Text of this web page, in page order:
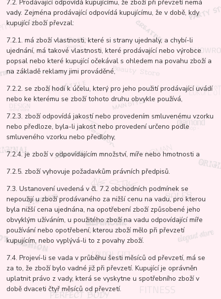
7.2. Prodávající odpovídá kupujícímu, že zboží při převzetí nemá
vady. Zejména prodávající odpovídá kupujícímu, že v době, kdy
kupující zboží převzal:
7.2.1. má zboží vlastnosti, které si strany ujednaly, a chybí-li
ujednání, má takové vlastnosti, které prodávající nebo výrobce
popsal nebo které kupující očekával s ohledem na povahu zboží a
na základě reklamy jimi prováděné,
7.2.2. se zboží hodí k účelu, který pro jeho použití prodávající uvádí
nebo ke kterému se zboží tohoto druhu obvykle používá,
7.2.3. zboží odpovídá jakostí nebo provedením smluvenému vzorku
nebo předloze, byla-li jakost nebo provedení určeno podle
smluveného vzorku nebo předlohy,
7.2.4. je zboží v odpovídajícím množství, míře nebo hmotnosti a
7.2.5. zboží vyhovuje požadavkům právních předpisů.
7.3. Ustanovení uvedená v čl. 7.2 obchodních podmínek se
nepoužijí u zboží prodávaného za nižší cenu na vadu, pro kterou
byla nižší cena ujednána, na opotřebení zboží způsobené jeho
obvyklým užíváním, u použitého zboží na vadu odpovídající míře
používání nebo opotřebení, kterou zboží mělo při převzetí
kupujícím, nebo vyplývá-li to z povahy zboží.
7.4. Projeví-li se vada v průběhu šesti měsíců od převzetí, má se
za to, že zboží bylo vadné již při převzetí. Kupující je oprávněn
uplatnit právo z vady, která se vyskytne u spotřebního zboží v
době dvaceti čtyř měsíců od převzetí.